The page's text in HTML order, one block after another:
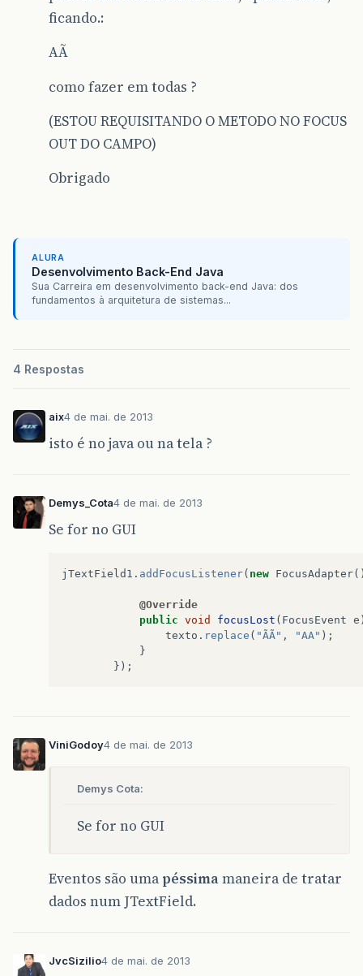
ficando.:
AÃ
como fazer em todas ?
(ESTOU REQUISITANDO O METODO NO FOCUS
OUT DO CAMPO)
Obrigado
ALURA
Desenvolvimento Back-End Java
Sua Carreira em desenvolvimento back-end Java: dos
fundamentos à arquitetura de sistemas...
4 Respostas
aix4 de mai. de 2013
isto é no java ou na tela ?
Demys_Cota4 de mai. de 2013
Se for no GUI
jTextField1 . addFocusListener( new FocusAdapter
@Override
public void focusLost ( FocusEvent e
texto . replace ( "ÃÃ" , "AA" );
}
});
ViniGodoy4 de mai. de 2013
Demys Cota:
Se for no GUI
Eventos são uma péssimamaneira de tratar
dados num JTextField.
JvcSizilio4 de mai. de 2013